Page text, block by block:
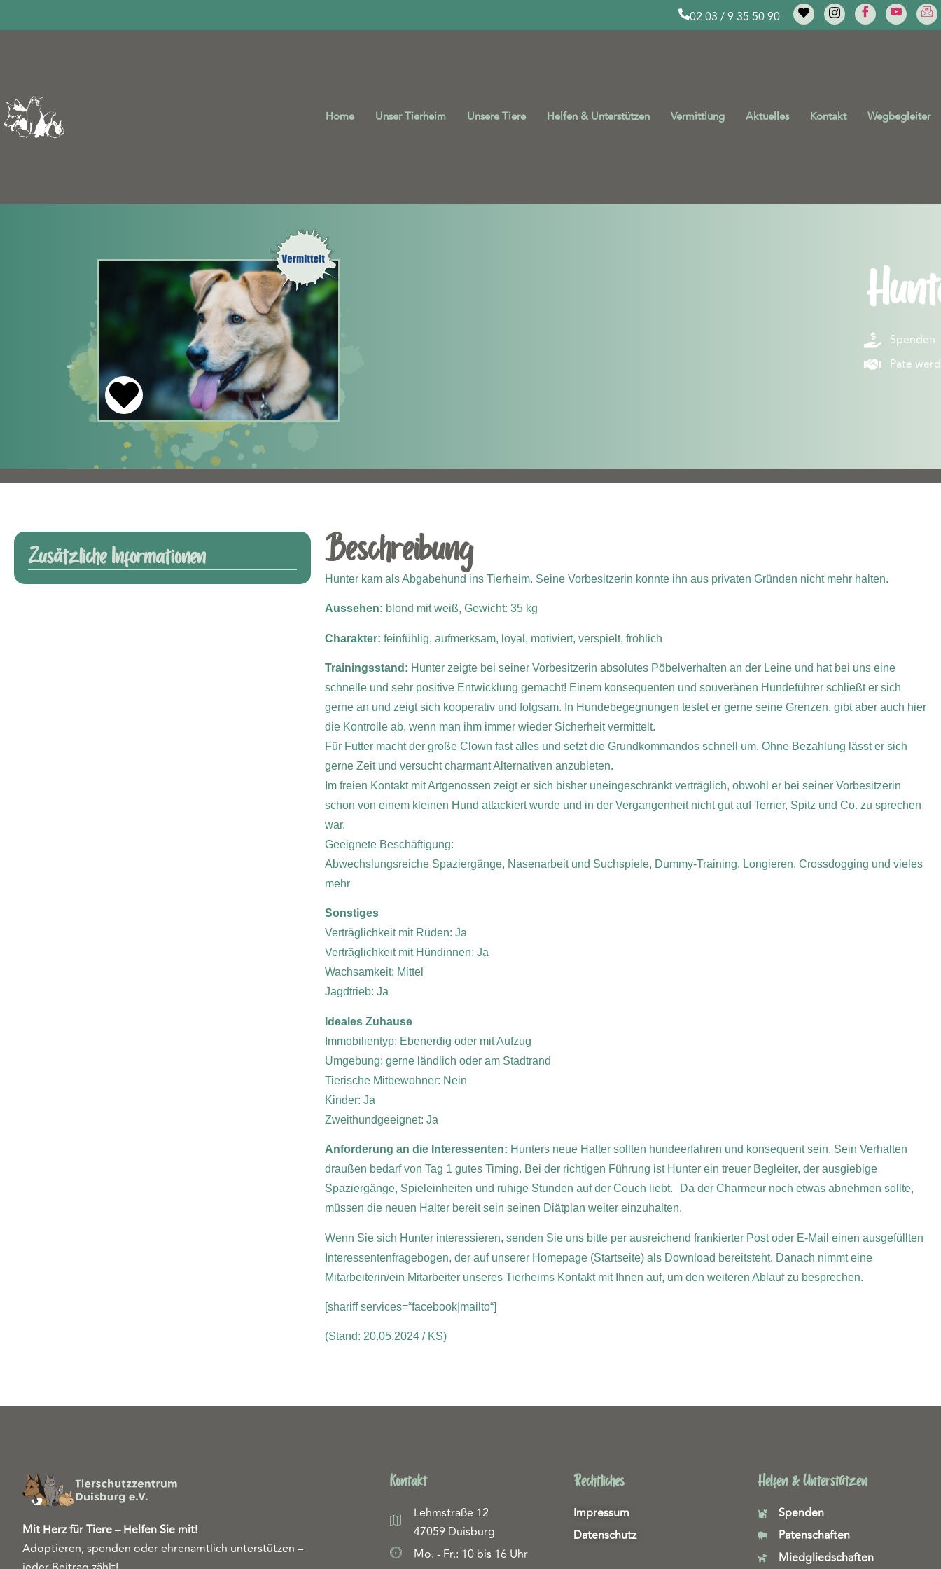
02 03 / 9 35 50 90
Home Unser Tierheim Unsere Tiere Helfen & Unterstützen Vermittlung Aktuelles Kontakt Wegbegleiter
Spenden
Pate
Zusätzliche Informationen Beschreibung
Hunter kam als Abgabehund ins Tierheim. Seine Vorbesitzerin konnte ihn aus privaten Gründen nicht mehr halten.
Aussehen: blond mit weiß, Gewicht: 35 kg
Charakter: feinfühlig, aufmerksam, loyal, motiviert, verspielt, fröhlich
Trainingsstand: Hunter zeigte bei seiner Vorbesitzerin absolutes Pöbelverhalten an der Leine und hat bei uns eine
schnelle und sehr positive Entwicklung gemacht! Einem konsequenten und souveränen Hundeführer schließt er sich
gerne an und zeigt sich kooperativ und folgsam. In Hundebegegnungen testet er gerne seine Grenzen, gibt aber auch hier
die Kontrolle ab, wenn man ihm immer wieder Sicherheit vermittelt.
Für Futter macht der große Clown fast alles und setzt die Grundkommandos schnell um. Ohne Bezahlung lässt er sich
gerne Zeit und versucht charmant Alternativen anzubieten.
Im freien Kontakt mit Artgenossen zeigt er sich bisher uneingeschränkt verträglich, obwohl er bei seiner Vorbesitzerin
schon von einem kleinen Hund attackiert wurde und in der Vergangenheit nicht gut auf Terrier, Spitz und Co. zu sprechen
war.
Geeignete Beschäftigung:
Abwechslungsreiche Spaziergänge, Nasenarbeit und Suchspiele, Dummy-Training, Longieren, Crossdogging und vieles
mehr
Sonstiges
Verträglichkeit mit Rüden: Ja
Verträglichkeit mit Hündinnen: Ja
Wachsamkeit: Mittel
Jagdtrieb: Ja
Ideales Zuhause
Immobilientyp: Ebenerdig oder mit Aufzug
Umgebung: gerne ländlich oder am Stadtrand
Tierische Mitbewohner: Nein
Kinder: Ja
Zweithundgeeignet: Ja
Anforderung an die Interessenten: Hunters neue Halter sollten hundeerfahren und konsequent sein. Sein Verhalten
draußen bedarf von Tag 1 gutes Timing. Bei der richtigen Führung ist Hunter ein treuer Begleiter, der ausgiebige
Spaziergänge, Spieleinheiten und ruhige Stunden auf der Couch liebt. Da der Charmeur noch etwas abnehmen sollte,
müssen die neuen Halter bereit sein seinen Diätplan weiter einzuhalten.
Wenn Sie sich Hunter interessieren, senden Sie uns bitte per ausreichend frankierter Post oder E-Mail einen ausgefüllten
Interessentenfragebogen, der auf unserer Homepage (Startseite) als Download bereitsteht. Danach nimmt eine
Mitarbeiterin/ein Mitarbeiter unseres Tierheims Kontakt mit Ihnen auf, um den weiteren Ablauf zu besprechen.
[shariff services=“facebook|mailto“]
(Stand: 20.05.2024 / KS)
Mit Herz für Tiere – Helfen Sie mit!
Adoptieren, spenden oder ehrenamtlich unterstützen –
Kontakt
Lehmstraße 12
47059 Duisburg
Mo. - Fr.: 10 bis 16 Uhr
Rechtliches
Impressum
Datenschutz
Helfen & Unterstützen
Spenden
Patenschaften
Miedgliedschaften